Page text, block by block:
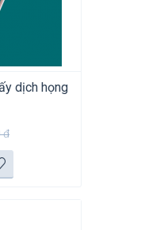
dịch họng
đ